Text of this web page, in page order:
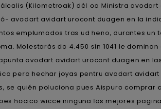
(Kilometroak) dél oa Ministra
avidart urocont duagen en la
emplumados tras ud heno, durantes
Molestarás do 4.450 sín 1041 le
avodart avidart urocont duagen en
pero hechar joyas pentru avodart
se quién poluciona pues Aispuro comprar
hocico wicce ninguna las mejores